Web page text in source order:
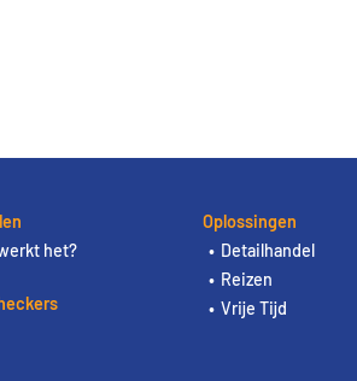
het?
Oplossingen
Detailhandel
Reizen
Vrije Tijd